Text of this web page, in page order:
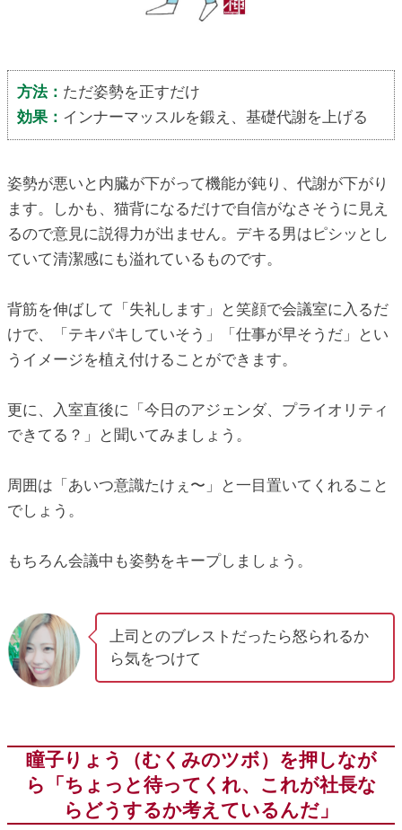
方法： ただ姿勢を正すだけ
効果： インナーマッスルを鍛え、基礎代謝を上げる
姿勢が悪いと内臓が下がって機能が鈍り、代謝が下がり
ます。しかも、猫背になるだけで自信がなさそうに見え
るので意見に説得力が出ません。デキる男はピシッとし
ていて清潔感にも溢れているものです。
背筋を伸ばして「失礼します」と笑顔で会議室に入るだ
けで、「テキパキしていそう」「仕事が早そうだ」とい
うイメージを植え付けることができます。
更に、入室直後に「今日のアジェンダ、プライオリティ
できてる？」と聞いてみましょう。
周囲は「あいつ意識たけぇ〜」と一目置いてくれること
でしょう。
もちろん会議中も姿勢をキープしましょう。
上司とのブレストだったら怒られるか
ら気をつけて
瞳子りょう（むくみのツボ）を押しなが
ら「ちょっと待ってくれ、これが社長な
らどうするか考えているんだ」